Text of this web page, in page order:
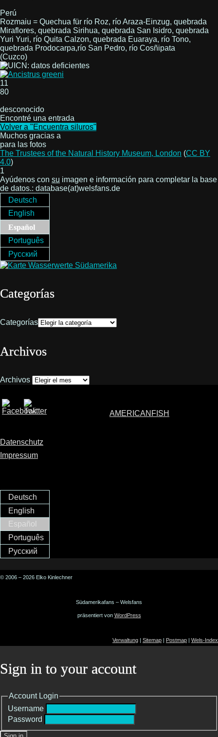
Perú
Rozmaiu = Quechua für río Roz, río Araza-Einzug, quebrada
Miraflores, quebrada Sirihua, quebrada San Isidro, quebrada
Yuri Yuri, río Quita Calzon, quebrada Euaraya, río Tono,
quebrada Prodocarpa,río San Pedro, río Cosñipata
(Cuzco)
11
80
desconocido
Encontré una entrada
Volver a "Encuentra siluros"
Muchos gracias a
para las fotos
The Trustees of the Natural History Museum, London (CC BY
4.0)
1
Ayúdenos con su imagen e información para completar la base
de datos.: database(at)welsfans.de
Deutsch
English
Español
Português
Русский
Categorías
Categorías
Archivos
Archivos
AMERICANFISH
Datenschutz
Impressum
Deutsch
English
Español
Português
Русский
© 2006 – 2026 Elko Kinlechner
Südamerikafans – Welsfans
präsentiert von WordPress
Verwaltung | Sitemap | Postmap | Wels-Index
Sign in to your account
Account Login
Username
Password